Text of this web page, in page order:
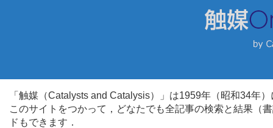
「触媒（Catalysts and Catalysis）」は1959年（昭和34年
このサイトをつかって，どなたでも全記事の検索と結果（
ドもできます．